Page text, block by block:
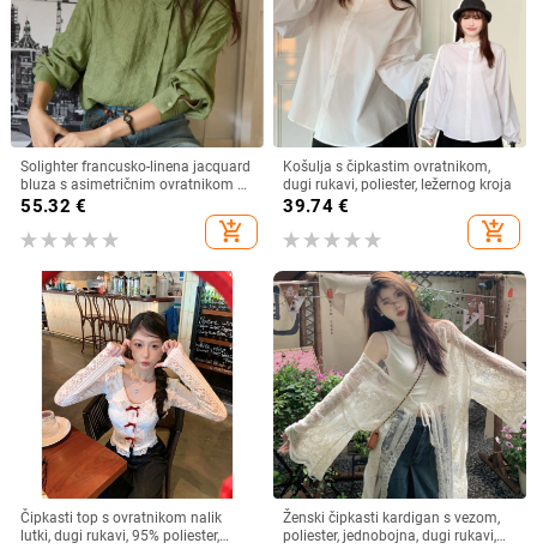
Solighter francusko-linena jacquard
bluza s asimetričnim ovratnikom za
žene, dugi rukavi, proljeće 2026
55.32 €
add_shopping_cart
Košulja s čipkastim ovratnikom,
dugi rukavi, poliester, ležernog kroja
39.74€
add_shopping_cart
Čipkasti top s ovratnikom nalik
lutki, dugi rukavi, 95% poliester,
Ženski čipkasti kardigan s vezom,
poliester, jednobojna, dugi rukavi,